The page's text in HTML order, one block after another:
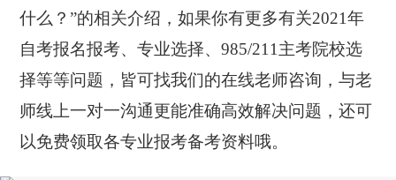
什么？”的相关介绍，如果你有更多有关2021年
自考报名报考、专业选择、985/211主考院校选
择等等问题，皆可找我们的在线老师咨询，与老
师线上一对一沟通更能准确高效解决问题，还可
以免费领取各专业报考备考资料哦。